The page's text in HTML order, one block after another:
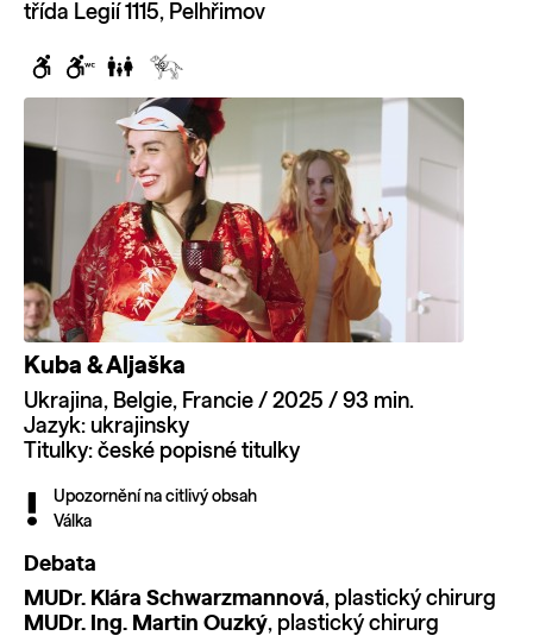
třída Legií 1115, Pelhřimov
Kuba & Aljaška
Ukrajina, Belgie, Francie / 2025 / 93 min.
Jazyk: ukrajinsky
Titulky: české popisné titulky
Upozornění na citlivý obsah
Válka
Debata
MUDr. Klára Schwarzmannová, plastický chirurg
MUDr. Ing. Martin Ouzký, plastický chirurg